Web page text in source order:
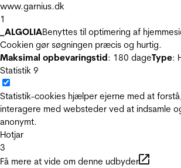
www.garnius.dk
1
_ALGOLIABenyttes til optimering af
Cookien gør søgningen præcis og hurtig.
Maksimal opbevaringstid: 180 dageType:
Statistik 9
Statistik-cookies hjælper ejerne med at
interagere med websteder ved at indsamle
anonymt.
Hotjar
3
Få mere at vide om denne udbyder